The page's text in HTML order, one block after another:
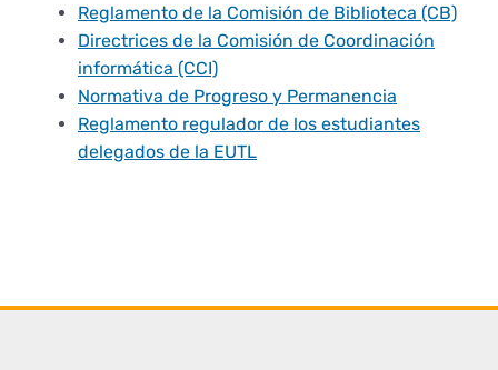
Reglamento de la Comisión de Biblioteca (CB)
Directrices de la Comisión de Coordinación
informática (CCI)
Normativa de Progreso y Permanencia
Reglamento regulador de los estudiantes
delegados de la EUTL